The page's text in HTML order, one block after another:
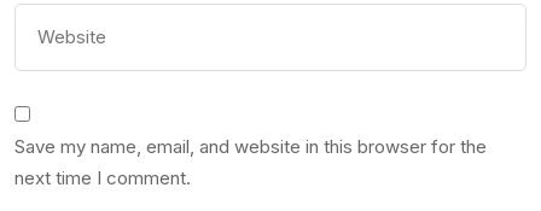
Save my name, email, and website in this browser for the
next time I comment.